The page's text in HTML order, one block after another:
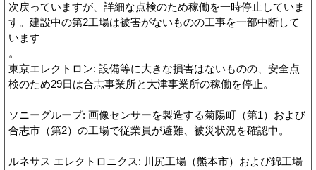
次戻っていますが、詳細な点検のため稼働を一時停止していま
す。建設中の第2工場は被害がないものの工事を一部中断して
います
。
東京エレクトロン: 設備等に大きな損害はないものの、安全点
検のため29日は合志事業所と大津事業所の稼働を停止。
ソニーグループ: 画像センサーを製造する菊陽町（第1）および
合志市（第2）の工場で従業員が避難、被災状況を確認中。
ルネサス エレクトロニクス: 川尻工場（熊本市）および錦工場